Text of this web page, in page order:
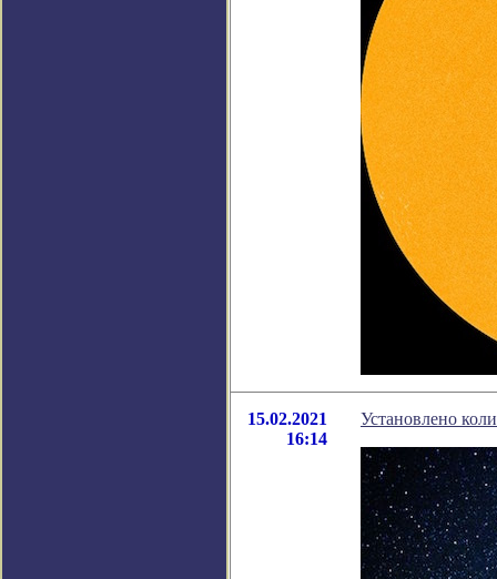
15.02.2021
16:14
Установлено